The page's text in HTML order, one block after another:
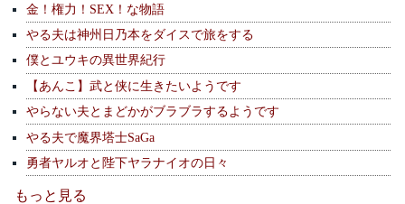
金！権力！SEX！な物語
やる夫は神州日乃本をダイスで旅をする
僕とユウキの異世界紀行
【あんこ】武と侠に生きたいようです
やらない夫とまどかがブラブラするようです
やる夫で魔界塔士SaGa
勇者ヤルオと陛下ヤラナイオの日々
もっと見る